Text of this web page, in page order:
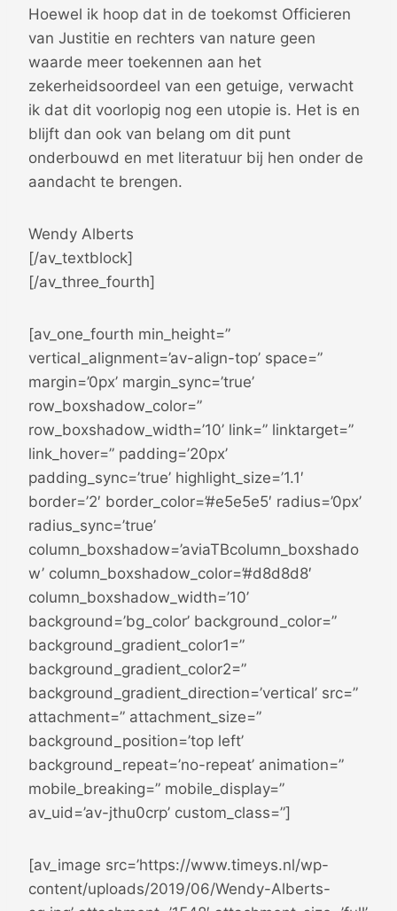
Hoewel ik hoop dat in de toekomst Officieren
van Justitie en rechters van nature geen
waarde meer toekennen aan het
zekerheidsoordeel van een getuige, verwacht
ik dat dit voorlopig nog een utopie is. Het is en
blijft dan ook van belang om dit punt
onderbouwd en met literatuur bij hen onder de
aandacht te brengen.
Wendy Alberts
[/av_textblock]
[/av_three_fourth]
[av_one_fourth min_height=”
vertical_alignment=’av-align-top’ space=”
margin=’0px’ margin_sync=’true’
row_boxshadow_color=”
row_boxshadow_width=’10’ link=” linktarget=”
link_hover=” padding=’20px’
padding_sync=’true’ highlight_size=’1.1′
border=’2′ border_color=’#e5e5e5′ radius=’0px’
radius_sync=’true’
column_boxshadow=’aviaTBcolumn_boxshado
w’ column_boxshadow_color=’#d8d8d8′
column_boxshadow_width=’10’
background=’bg_color’ background_color=”
background_gradient_color1=”
background_gradient_color2=”
background_gradient_direction=’vertical’ src=”
attachment=” attachment_size=”
background_position=’top left’
background_repeat=’no-repeat’ animation=”
mobile_breaking=” mobile_display=”
av_uid=’av-jthu0crp’ custom_class=”]
[av_image src=’https://www.timeys.nl/wp-
content/uploads/2019/06/Wendy-Alberts-